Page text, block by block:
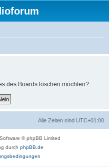
des Boards löschen möchten?
Alle Zeiten sind UTC+01:00
© phpBB Limited
durch phpBB.de